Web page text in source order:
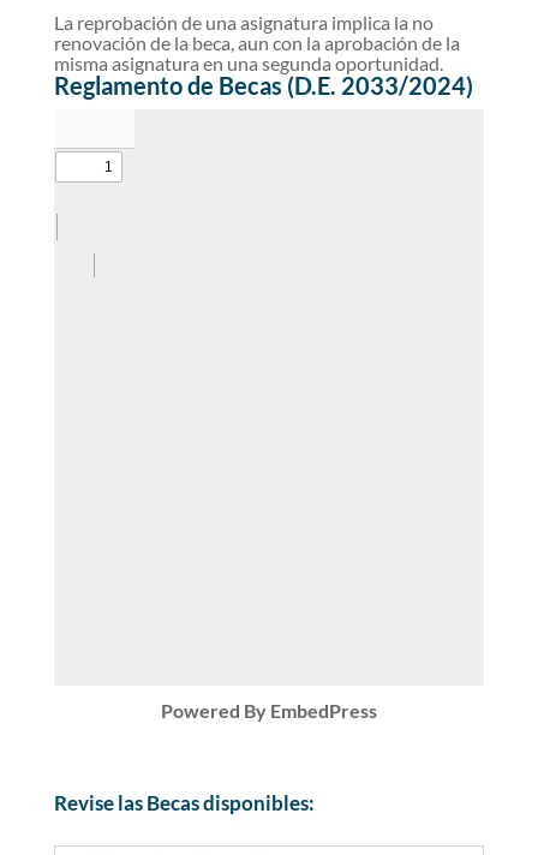
La reprobación de una asignatura implica la no
renovación de la beca, aun con la aprobación de la
misma asignatura en una segunda oportunidad.
Reglamento de Becas (D.E. 2033/2024)
Powered By EmbedPress
Revise las Becas disponibles: